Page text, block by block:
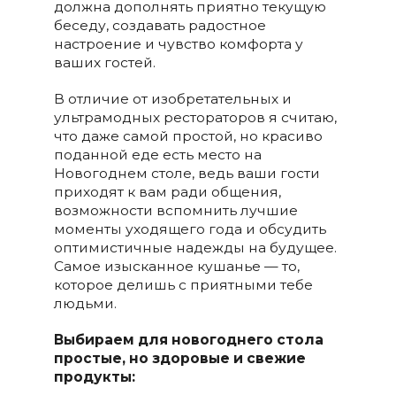
должна дополнять приятно текущую
беседу, создавать радостное
настроение и чувство комфорта у
ваших гостей.
В отличие от изобретательных и
ультрамодных рестораторов я считаю,
что даже самой простой, но красиво
поданной еде есть место на
Новогоднем столе, ведь ваши гости
приходят к вам ради общения,
возможности вспомнить лучшие
моменты уходящего года и обсудить
оптимистичные надежды на будущее.
Самое изысканное кушанье — то,
которое делишь с приятными тебе
людьми.
Выбираем для новогоднего стола
простые, но здоровые и свежие
продукты: